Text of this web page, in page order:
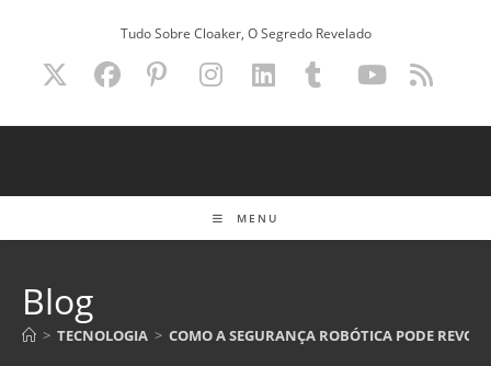
Tudo Sobre Cloaker, O Segredo Revelado
MENU
Blog
> TECNOLOGIA > COMO A SEGURANÇA ROBÓTICA PODE